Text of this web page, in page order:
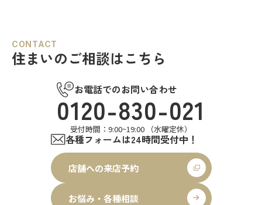
CONTACT
住まいのご相談はこちら
お電話でのお問い合わせ
0120-830-021
受付時間：9:00~19:00 （水曜定休）
各種フォームは24時間受付中！
店舗への来店予約
お悩み・各種相談